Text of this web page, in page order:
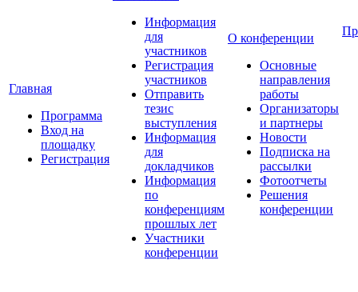
Главная
Программа
Вход на
площадку
Регистрация
Информация
для
участников
Регистрация
участников
Отправить
тезис
выступления
Информация
для
докладчиков
Информация
по
конференциям
прошлых лет
Участники
конференции
О конференции
Основные
направления
работы
Организаторы
и партнеры
Новости
Подписка на
рассылки
Фотоотчеты
Решения
конференции